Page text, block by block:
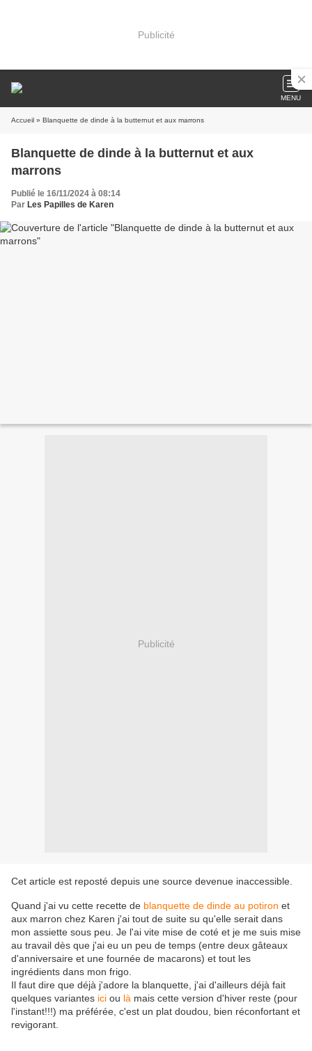
Publicité
MENU
Accueil » Blanquette de dinde à la butternut et aux marrons
Blanquette de dinde à la butternut et aux
marrons
Publié le 16/11/2024 à 08:14
Par Les Papilles de Karen
Publicité
Cet article est reposté depuis une source devenue inaccessible.
Quand j'ai vu cette recette de blanquette de dinde au potiron et
aux marron chez Karen j'ai tout de suite su qu'elle serait dans
mon assiette sous peu. Je l'ai vite mise de coté et je me suis mise
au travail dès que j'ai eu un peu de temps (entre deux gâteaux
d'anniversaire et une fournée de macarons) et tout les
ingrédients dans mon frigo.
Il faut dire que déjà j'adore la blanquette, j'ai d'ailleurs déjà fait
quelques variantes ici ou là mais cette version d'hiver reste (pour
l'instant!!!) ma préférée, c'est un plat doudou, bien réconfortant et
revigorant.